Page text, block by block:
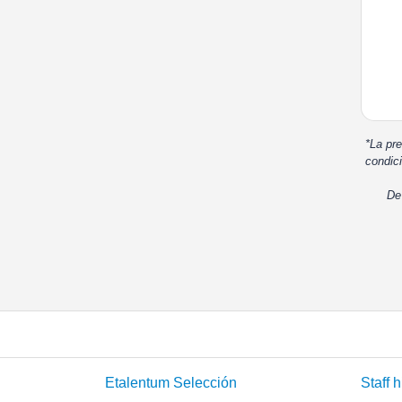
*La
Etalentum Selección Staff